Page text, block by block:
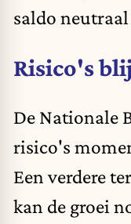
saldo
Risico's
De Nationale
risico's
Een verdere
kan de groei